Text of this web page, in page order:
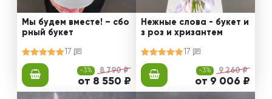
Мы будем вместе! – сбо
рный букет
17
-3% 8 790 ₽
от 8 550 ₽
Нежные слова - букет и
з роз и хризантем
17
-3% 9 260 ₽
от 9 006 ₽